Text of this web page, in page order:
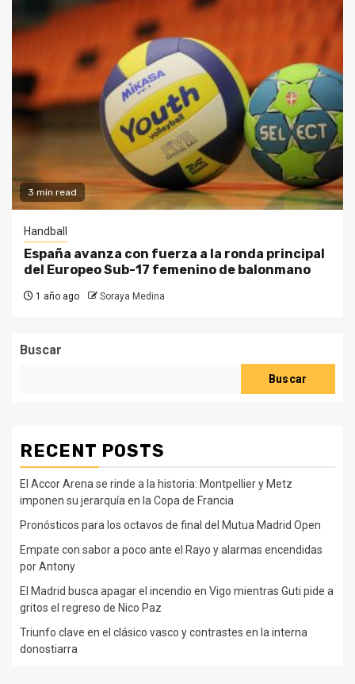
3 min read
Handball
España avanza con fuerza a la ronda principal
del Europeo Sub-17 femenino de balonmano
1 año ago Soraya Medina
Buscar
Buscar
RECENT POSTS
El Accor Arena se rinde a la historia: Montpellier y Metz
imponen su jerarquía en la Copa de Francia
Pronósticos para los octavos de final del Mutua Madrid Open
Empate con sabor a poco ante el Rayo y alarmas encendidas
por Antony
El Madrid busca apagar el incendio en Vigo mientras Guti pide a
gritos el regreso de Nico Paz
Triunfo clave en el clásico vasco y contrastes en la interna
donostiarra